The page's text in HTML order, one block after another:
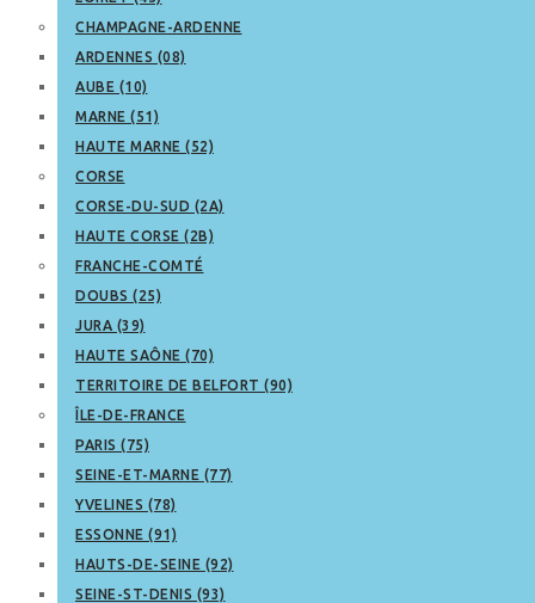
CHAMPAGNE-ARDENNE
ARDENNES (08)
AUBE (10)
MARNE (51)
HAUTE MARNE (52)
CORSE
CORSE-DU-SUD (2A)
HAUTE CORSE (2B)
FRANCHE-COMTÉ
DOUBS (25)
JURA (39)
HAUTE SAÔNE (70)
TERRITOIRE DE BELFORT (90)
ÎLE-DE-FRANCE
PARIS (75)
SEINE-ET-MARNE (77)
YVELINES (78)
ESSONNE (91)
HAUTS-DE-SEINE (92)
SEINE-ST-DENIS (93)